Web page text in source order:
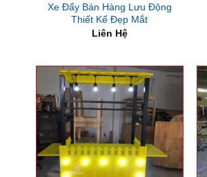
Xe Đẩy Bán Hàng Lưu Động
Thiết Kế Đẹp Mắt
Liên Hệ